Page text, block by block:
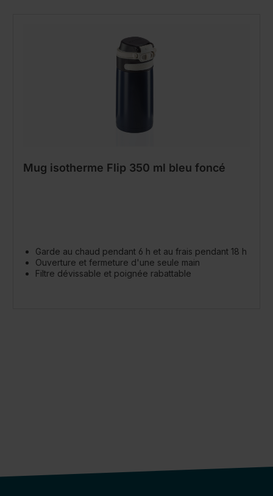
Mug isotherme Flip 350 ml bleu foncé
Garde au chaud pendant 6 h et au frais pendant 18 h
Ouverture et fermeture d'une seule main
Filtre dévissable et poignée rabattable